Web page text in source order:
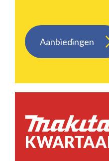
Aanbiedingen